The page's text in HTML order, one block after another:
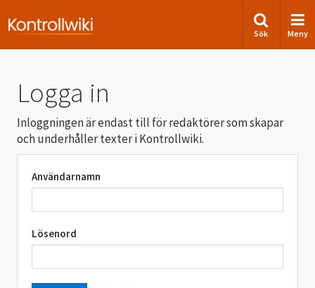
Sök Meny
Logga in
Inloggningen är endast till för redaktörer som skapar
och underhåller texter i Kontrollwiki.
Användarnamn
Lösenord